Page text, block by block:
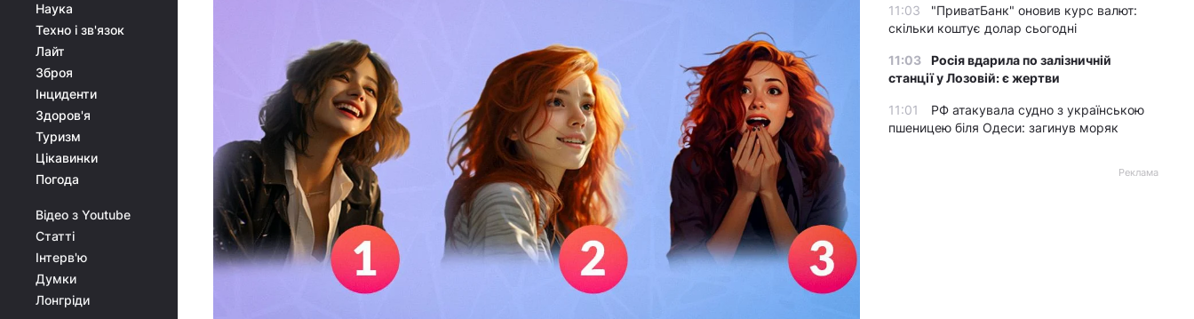
Наука
Техно і зв'язок
Лайт
Зброя
Інциденти
Здоров'я
Туризм
Цікавинки
Погода
Відео з Youtube
Статті
Інтерв'ю
Думки
Лонгріди
11:03
"ПриватБанк" оновив курс валют:
скільки коштує долар сьогодні
11:03
Росія вдарила по залізничній
станції у Лозовій: є жертви
11:01
РФ атакувала судно з українською
пшеницею біля Одеси: загинув моряк
Реклама